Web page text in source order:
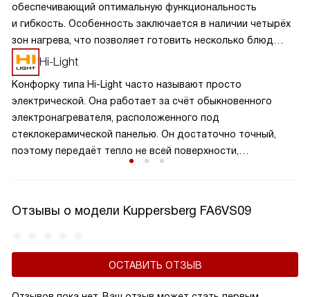
обеспечивающий оптимальную функциональность
и гибкость. Особенность заключается в наличии четырёх
зон нагрева, что позволяет готовить несколько блюд
одновременно, экономя время и усилия. Разнообразие
размеров и мощностей конфорок подходит для
различных кулинарных задач, от быстрого кипячения
до медленного тушения. Такая панель обеспечивает
равномерное распределение тепла и удобное
расположение посуды, что делает её идеальной для
семейного использования.
Hi-Light
Конфорку типа Hi-Light часто называют просто
электрической. Она работает за счёт обыкновенного
электронагревателя, расположенного под
стеклокерамической панелью. Он достаточно точный,
поэтому передаёт тепло не всей поверхности,
Отзывы о модели Kuppersberg FA6VS09
ОСТАВИТЬ ОТЗЫВ